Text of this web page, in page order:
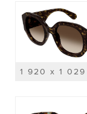
1 920 x 1 029